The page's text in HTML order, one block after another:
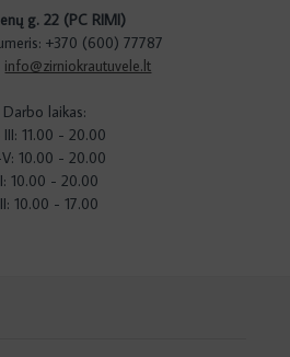
g. 22 (PC RIMI)
+370 (600) 77787
info@zirniokrautuvele.lt
Darbo laikas:
III: 11.00 - 20.00
10.00 - 20.00
10.00 - 20.00
10.00 - 17.00